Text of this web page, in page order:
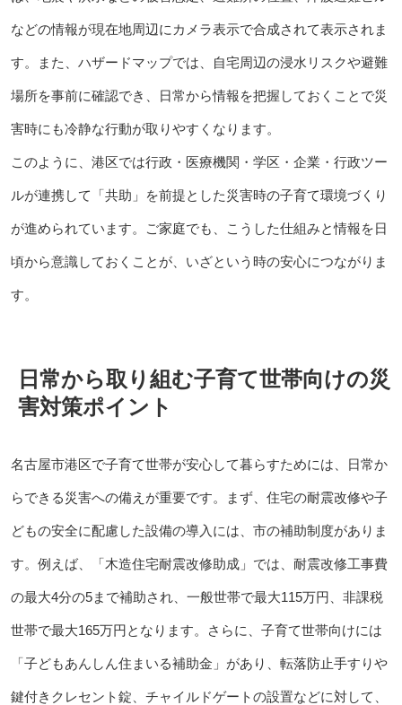
などの情報が現在地周辺にカメラ表示で合成されて表示されま
す。また、ハザードマップでは、自宅周辺の浸水リスクや避難
場所を事前に確認でき、日常から情報を把握しておくことで災
害時にも冷静な行動が取りやすくなります。
このように、港区では行政・医療機関・学区・企業・行政ツー
ルが連携して「共助」を前提とした災害時の子育て環境づくり
が進められています。ご家庭でも、こうした仕組みと情報を日
頃から意識しておくことが、いざという時の安心につながりま
す。
日常から取り組む子育て世帯向けの災
害対策ポイント
名古屋市港区で子育て世帯が安心して暮らすためには、日常か
らできる災害への備えが重要です。まず、住宅の耐震改修や子
どもの安全に配慮した設備の導入には、市の補助制度がありま
す。例えば、「木造住宅耐震改修助成」では、耐震改修工事費
の最大4分の5まで補助され、一般世帯で最大115万円、非課税
世帯で最大165万円となります。さらに、子育て世帯向けには
「子どもあんしん住まいる補助金」があり、転落防止手すりや
鍵付きクレセント錠、チャイルドゲートの設置などに対して、